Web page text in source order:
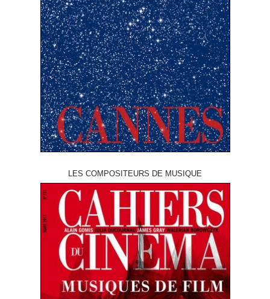
LES COMPOSITEURS DE MUSIQUE